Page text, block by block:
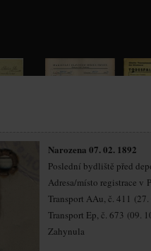
Narozena 07. 02. 1892
Poslední bydliště před
Adresa/místo registrace v
Transport AAu, č. 411
Transport Ep, č. 673 (09.
Zahynula